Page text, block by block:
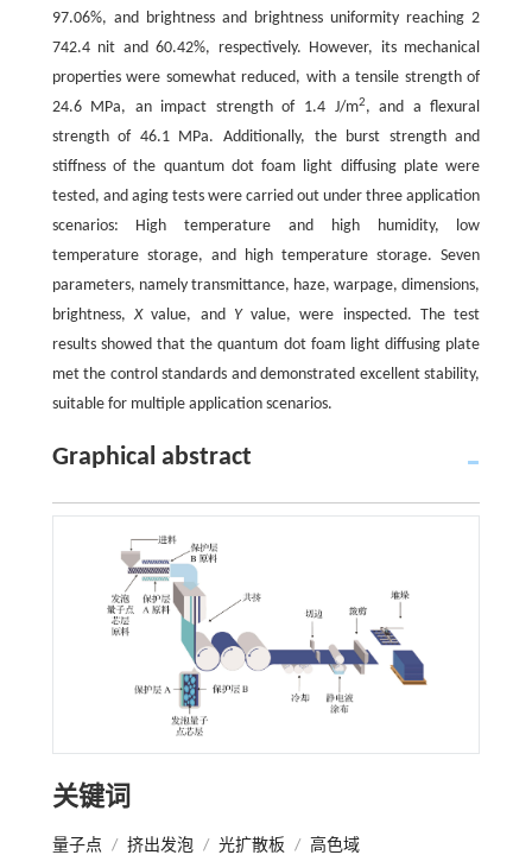
97.06%, and brightness and brightness uniformity reaching 2
742.4 nit and 60.42%, respectively. However, its mechanical
properties were somewhat reduced, with a tensile strength of
24.6 MPa, an impact strength of 1.4 J/m2, and a flexural
strength of 46.1 MPa. Additionally, the burst strength and
stiffness of the quantum dot foam light diffusing plate were
tested, and aging tests were carried out under three application
scenarios: High temperature and high humidity, low
temperature storage, and high temperature storage. Seven
parameters, namely transmittance, haze, warpage, dimensions,
brightness,Xvalue, and Yvalue, were inspected. The test
results showed that the quantum dot foam light diffusing plate
met the control standards and demonstrated excellent stability,
suitable for multiple application scenarios.
Graphical abstract
关键词
量子点 / 挤出发泡 / 光扩散板 / 高色域